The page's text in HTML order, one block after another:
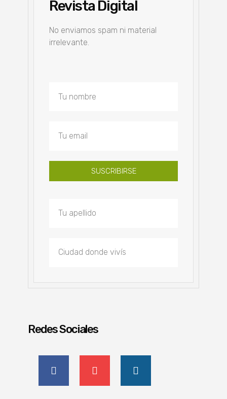
Revista Digital
No enviamos spam ni material
irrelevante.
SUSCRIBIRSE
Redes Sociales